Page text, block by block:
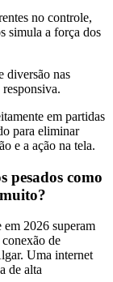
no controle,
simula a força dos
diversão nas
em partidas
para eliminar
e a ação na tela.
pesados como
em 2026 superam
de
Uma internet
de alta